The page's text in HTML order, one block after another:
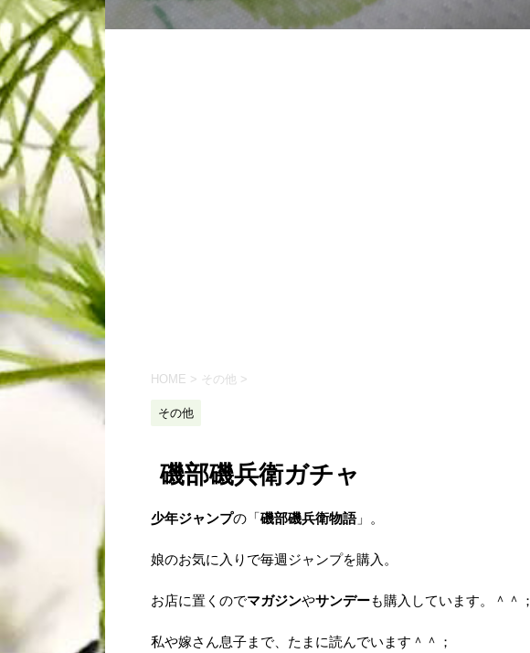
HOME > その他 >
その他
磯部磯兵衛ガチャ
少年ジャンプの「磯部磯兵衛物語」。
娘のお気に入りで毎週ジャンプを購入。
お店に置くのでマガジンやサンデーも購入しています。＾＾；
私や嫁さん息子まで、たまに読んでいます＾＾；